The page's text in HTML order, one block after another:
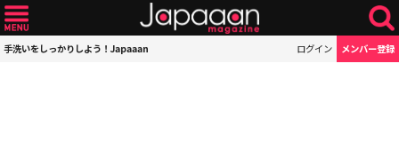
手洗いをしっかりしよう！Japaaan ログイン メンバー登録